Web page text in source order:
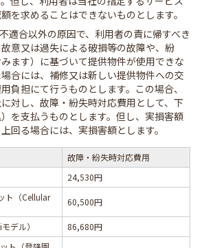
を求めることはできないものとします。
適合以外の原因で、利用者の責に帰すべき
意又は過失による破損等の故障や、紛
ます）に基づいて提供物件が使用できな
合には、補修又は新しい提供物件への交
負担にて行うものとします。この場合、
対し、故障・紛失時対応費用として、下
を支払うものとします。但し、実損害額
回る場合には、実損害額とします。
故障・紛失時対応費用
24,530円
ト（Cellular
60,500円
デル）
86,680円